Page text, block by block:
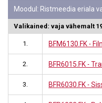
Moodul: Ristmeedia eriala
Valikained: vaja vähemalt
1. BFM6130.FK -
2. BFR6015.FK -
3. BFR6030.FK -